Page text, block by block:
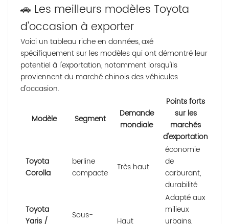
🚗 Les meilleurs modèles Toyota
d'occasion à exporter
Voici un tableau riche en données, axé
spécifiquement sur les modèles qui ont démontré leur
potentiel à l'exportation, notamment lorsqu'ils
proviennent du marché chinois des véhicules
d'occasion.
Modèle Segment
Demande
mondiale
Points forts
sur les
marchés
d'exportation
Toyota
Corolla
berline
compacte
Très haut
économie
de
carburant,
durabilité
Toyota
Yaris /
Sous-
Haut
Adapté aux
milieux
urbains,